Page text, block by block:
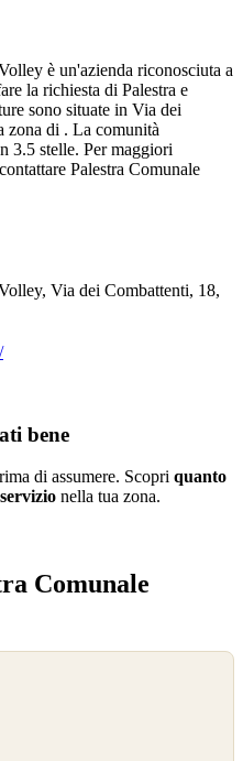
è un'azienda riconosciuta a
la richiesta di Palestra e
sono situate in Via dei
zona di . La comunità
3.5 stelle. Per maggiori
Palestra Comunale
Via dei Combattenti, 18,
bene
di assumere. Scopri quanto
nella tua zona.
Comunale